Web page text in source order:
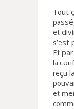
Tout
et
s’est
Et
la
reçu
et